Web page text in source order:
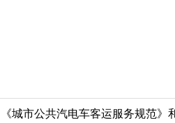
《城市公共汽电车客运服务规范》